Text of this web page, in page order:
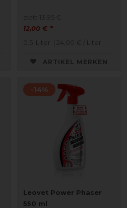
12,00 € *
0.5 Liter | 24,00 € / Liter
ARTIKEL MERKEN
-14%
Leovet Power Phaser
550 ml